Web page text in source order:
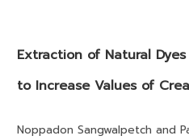
Extraction of Natural
to Increase Values of
Noppadon Sangwalpetch and